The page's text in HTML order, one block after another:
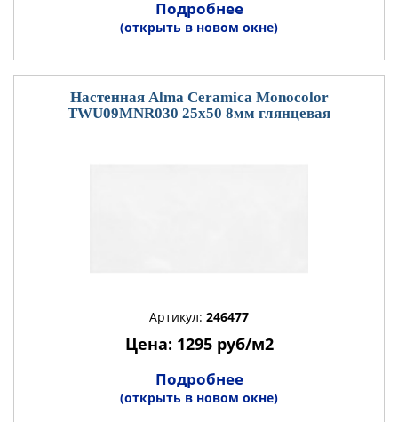
Подробнее
(открыть в новом окне)
Настенная Alma Ceramica Monocolor
TWU09MNR030 25x50 8мм глянцевая
Артикул: 246477
Цена: 1295 руб/м2
Подробнее
(открыть в новом окне)